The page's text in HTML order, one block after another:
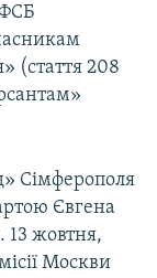
ФСБ
(стаття 208
Сімферополя
Євгена
13 жовтня,
Москви